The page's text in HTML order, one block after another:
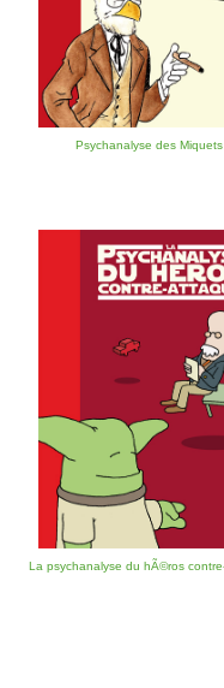
Psychanalyse des Miquets
La psychanalyse du hÃ©ros